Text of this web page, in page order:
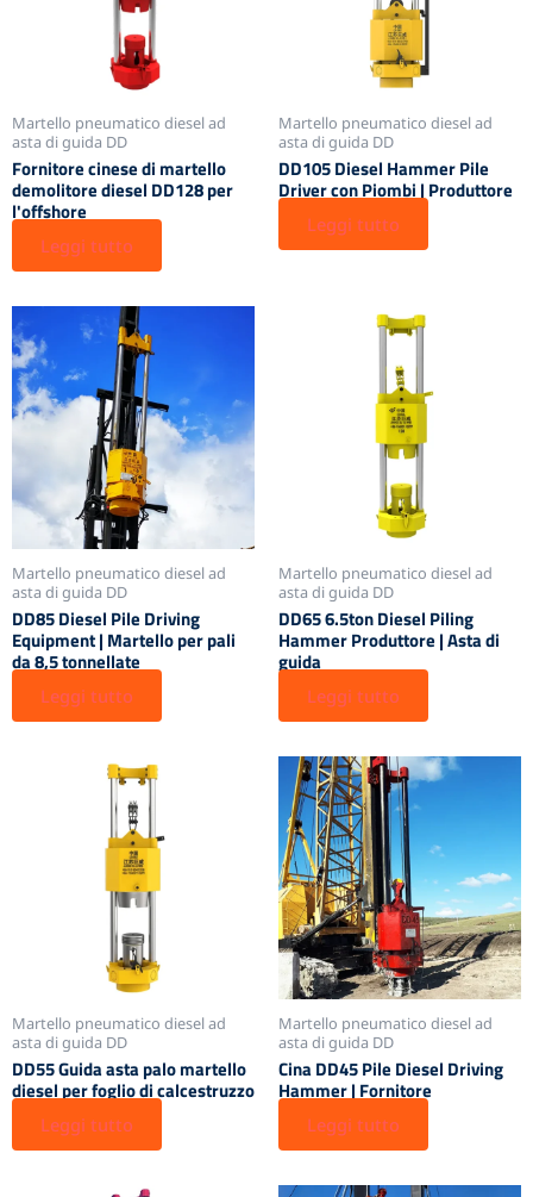
Martello pneumatico diesel ad
asta di guida DD
Fornitore cinese di martello
demolitore diesel DD128 per
l'offshore
Leggi tutto
Martello pneumatico diesel ad
asta di guida DD
DD105 Diesel Hammer Pile
Driver con Piombi | Produttore
Leggi tutto
Martello pneumatico diesel ad
asta di guida DD
DD85 Diesel Pile Driving
Equipment | Martello per pali
da 8,5 tonnellate
Leggi tutto
Martello pneumatico diesel ad
asta di guida DD
DD65 6.5ton Diesel Piling
Hammer Produttore | Asta di
guida
Leggi tutto
Martello pneumatico diesel ad
asta di guida DD
DD55 Guida asta palo martello
diesel per foglio di calcestruzzo
Leggi tutto
Martello pneumatico diesel ad
asta di guida DD
Cina DD45 Pile Diesel Driving
Hammer | Fornitore
Leggi tutto